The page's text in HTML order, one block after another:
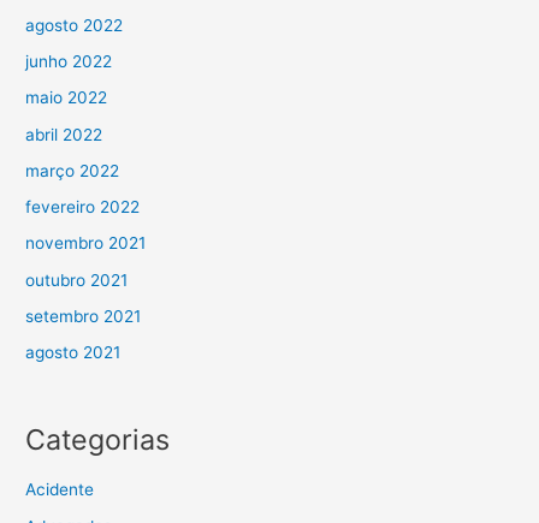
agosto 2022
junho 2022
maio 2022
abril 2022
março 2022
fevereiro 2022
novembro 2021
outubro 2021
setembro 2021
agosto 2021
Categorias
Acidente